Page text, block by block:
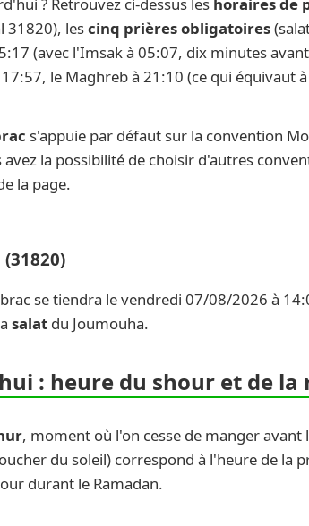
31820), lescinq prières obligatoires
(avec l'Imsak à 05:07, dix minutes
le Maghreb à 21:10 (ce qui équivaut
s'appuie par défaut sur la convention
la possibilité de choisir d'autres
la page.
se tiendra le vendredi 07/08/2026 à
salat du Joumouha.
: heure du shour et de
, moment où l'on cesse de manger avant
du soleil) correspond à l'heure de la
durant le Ramadan.